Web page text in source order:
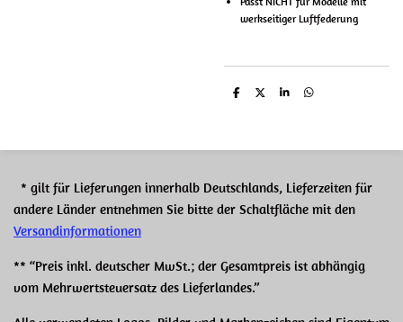
werkseitiger Luftfederung
T
n
T
n
T
n
T
n
* gilt für Lieferungen innerhalb Deutschlands, Lieferzeiten für
andere Länder entnehmen Sie bitte der Schaltfläche mit den
Versandinformationen
** “Preis inkl. deutscher MwSt.; der Gesamtpreis ist abhängig
vom Mehrwertsteuersatz des Lieferlandes.”